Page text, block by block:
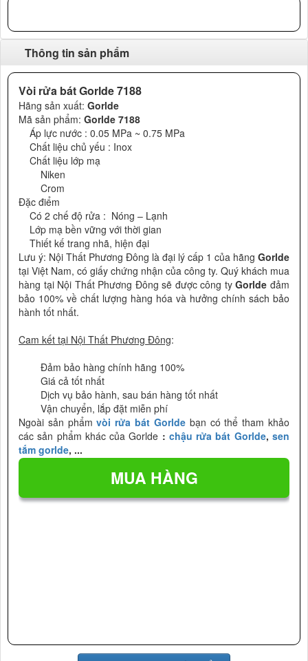
Thông tin sản phẩm
Vòi rửa bát Gorlde 7188
Hãng sản xuất: Gorlde
Mã sản phẩm: Gorlde 7188
Áp lực nước : 0.05 MPa ~ 0.75 MPa
Chất liệu chủ yếu : Inox
Chất liệu lớp mạ
Niken
Crom
Đặc điểm
Có 2 chế độ rửa : Nóng – Lạnh
Lớp mạ bền vững với thời gian
Thiết kế trang nhã, hiện đại
Lưu ý: Nội Thất Phương Đông là đại lý cấp 1 của hãng Gorlde
tại Việt Nam, có giấy chứng nhận của công ty. Quý khách mua
hàng tại Nội Thất Phương Đông sẽ được công tyGorlde đảm
bảo 100% về chất lượng hàng hóa và hưởng chính sách bảo
hành tốt nhất.
Cam kết tại Nội Thất Phương Đông:
Đảm bảo hàng chính hãng 100%
Giá cả tốt nhất
Dịch vụ bảo hành, sau bán hàng tốt nhất
Vận chuyển, lắp đặt miễn phí
Ngoài sản phẩmvòi rửa bát Gorldebạn có thể tham khảo
các sản phẩm khác của Gorlde : chậu rửa bát Gorlde,sen
tắm gorlde, ...